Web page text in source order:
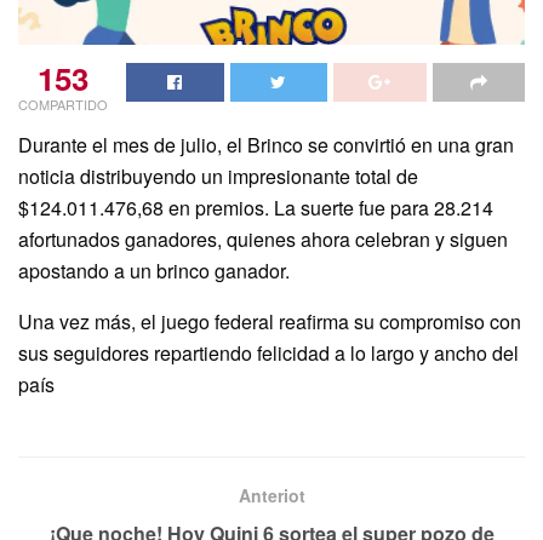
153
COMPARTIDO
Durante el mes de julio, el Brinco se convirtió en una gran
noticia distribuyendo un impresionante total de
$124.011.476,68 en premios. La suerte fue para 28.214
afortunados ganadores, quienes ahora celebran y siguen
apostando a un brinco ganador.
Una vez más, el juego federal reafirma su compromiso con
sus seguidores repartiendo felicidad a lo largo y ancho del
país
Anteriot
¡Que noche! Hoy Quini 6 sortea el super pozo de